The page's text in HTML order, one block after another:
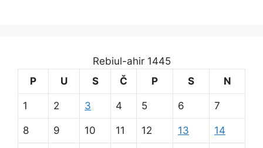
Rebiul-ahir 1445
P
U S Č P S N
1 2 3 4 5 6 7
8 9 10 11 12 13 14